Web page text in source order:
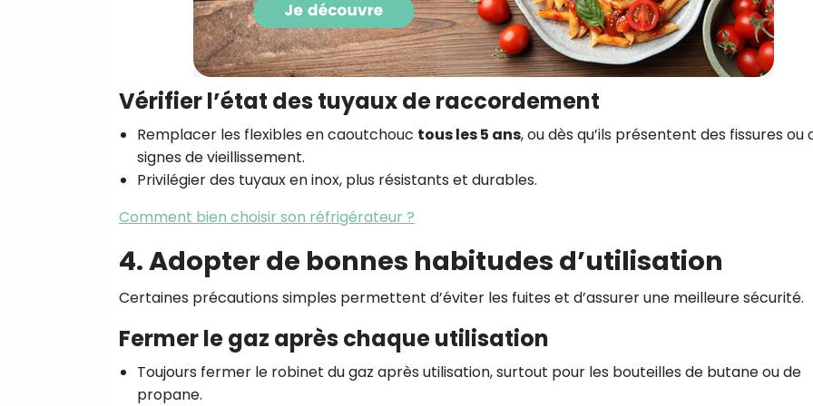
Vérifier l’état des tuyaux de raccordement
Remplacer les flexibles en caoutchouc tous les 5 ans, ou dès qu’ils présentent des fissures ou
signes de vieillissement.
Privilégier des tuyaux en inox, plus résistants et durables.
Comment bien choisir son réfrigérateur ?
4. Adopter de bonnes habitudes d’utilisation
Certaines précautions simples permettent d’éviter les fuites et d’assurer une meilleure sécurité.
Fermer le gaz après chaque utilisation
Toujours fermer le robinet du gaz après utilisation, surtout pour les bouteilles de butane ou de
propane.